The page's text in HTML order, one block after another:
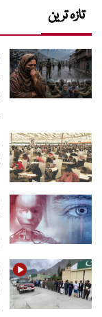
تازہ ترین